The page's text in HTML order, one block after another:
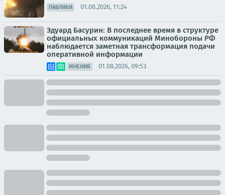
ПАБЛИКИ 01.08.2026, 11:24
Эдуард Басурин: В последнее время в структуре
официальных коммуникаций Минобороны РФ
наблюдается заметная трансформация подачи
оперативной информации
МНЕНИЯ 01.08.2026, 09:53